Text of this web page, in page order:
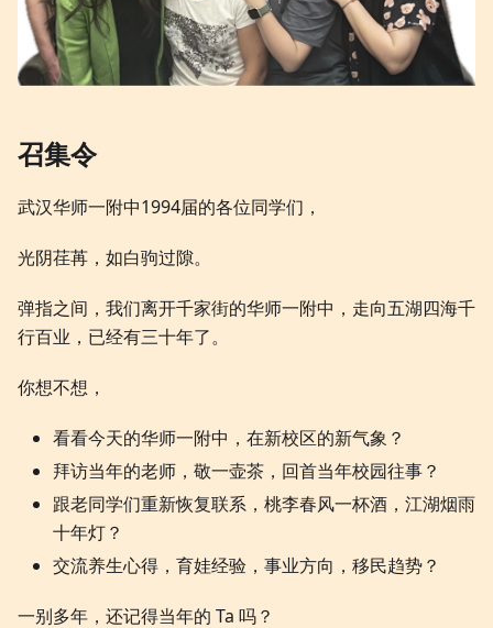
召集令
武汉华师一附中1994届的各位同学们，
光阴荏苒，如白驹过隙。
弹指之间，我们离开千家街的华师一附中，走向五湖四海千
行百业，已经有三十年了。
你想不想，
看看今天的华师一附中，在新校区的新气象？
拜访当年的老师，敬一壶茶，回首当年校园往事？
跟老同学们重新恢复联系，桃李春风一杯酒，江湖烟雨
十年灯？
交流养生心得，育娃经验，事业方向，移民趋势？
一别多年，还记得当年的 Ta 吗？